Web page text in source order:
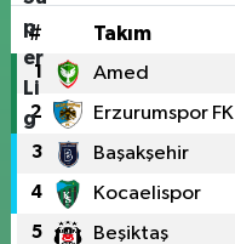
# Takım
1 Amed
2 Erzurumspor FK
3 Başakşehir
4 Kocaelispor
5 Beşiktaş